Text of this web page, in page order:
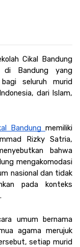
Cikal Bandung
di Bandung yang
bagi seluruh murid
dari Islam,
Bandung memiliki
Rizky Satria,
bahwa
mengakomodasi
nasional dan tidak
pada konteks
agama merujuk
setiap murid